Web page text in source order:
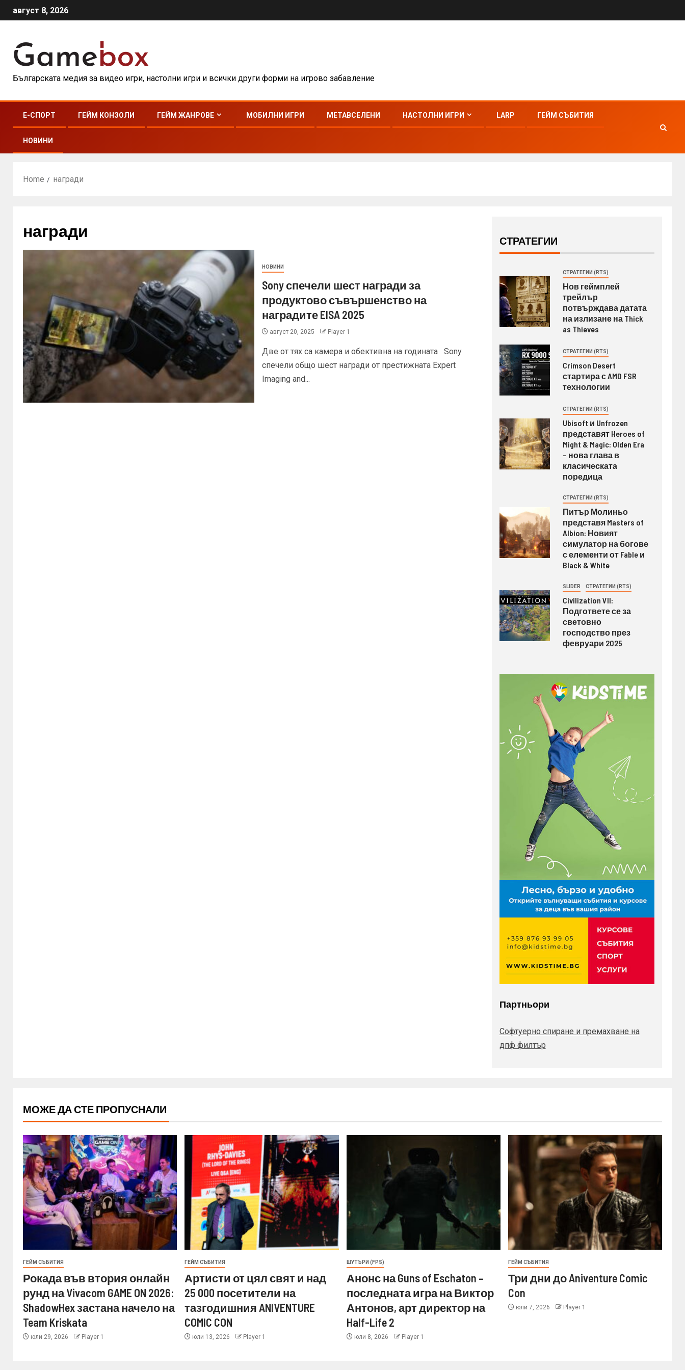
август 8, 2026
Българската медия за видео игри, настолни игри и всички други форми на игрово забавление
E-СПОРТ ГЕЙМ КОНЗОЛИ ГЕЙМ ЖАНРОВЕ МОБИЛНИ ИГРИ МЕТАВСЕЛЕНИ НАСТОЛНИ ИГРИ LARP ГЕЙМ СЪБИТИЯ
НОВИНИ
Home награди
награди
НОВИНИ
Sony спечели шест награди за
продуктово съвършенство на
наградите EISA 2025
август 20, 2025 Player 1
Две от тях са камера и обективна на годината Sony
спечели общо шест награди от престижната Expert
Imaging and...
СТРАТЕГИИ
СТРАТЕГИИ (RTS)
Нов геймплей
трейлър
потвърждава датата
на излизане на Thick
as Thieves
СТРАТЕГИИ (RTS)
Crimson Desert
стартира с AMD FSR
технологии
СТРАТЕГИИ (RTS)
Ubisoft и Unfrozen
представят Heroes of
Might & Magic: Olden Era
– нова глава в
класическата
поредица
СТРАТЕГИИ (RTS)
Питър Молиньо
представя Masters of
Albion: Новият
симулатор на богове
с елементи от Fable и
Black & White
SLIDER СТРАТЕГИИ (RTS)
Civilization VII:
Подгответе се за
световно
господство през
февруари 2025
Партньори
Софтуерно спиране и премахване на
дпф филтър
МОЖЕ ДА СТЕ ПРОПУСНАЛИ
ГЕЙМ СЪБИТИЯ
Рокада във втория онлайн
рунд на Vivacom GAME ON 2026:
ShadowHex застана начело на
Team Kriskata
юли 29, 2026 Player 1
ГЕЙМ СЪБИТИЯ
Артисти от цял свят и над
25 000 посетители на
тазгодишния ANIVENTURE
COMIC CON
юли 13, 2026 Player 1
ШУТЪРИ (FPS)
Анонс на Guns of Eschaton –
последната игра на Виктор
Антонов, арт директор на
Half-Life 2
юли 8, 2026 Player 1
ГЕЙМ СЪБИТИЯ
Три дни до Aniventure Comic
Con
юли 7, 2026 Player 1